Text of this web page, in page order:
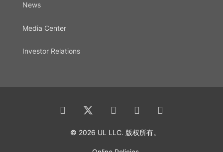
News
Media Center
Investor Relations
© 2026 UL LLC. 版权所有。